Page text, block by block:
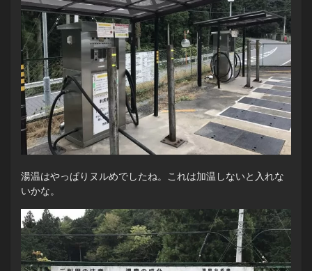
湯温はやっぱりヌルめでしたね。これは加温しないと入れな
いかな。